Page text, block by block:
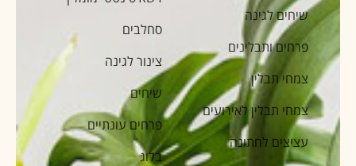
שיחים לגינה
פרחים ותבלינים
צמחי תבלין
צמחי תבלין לאירועים
עציצים לחתונה
סחלבים
צינור לגינה
שיחים
פרחים עונתיים
בלוג